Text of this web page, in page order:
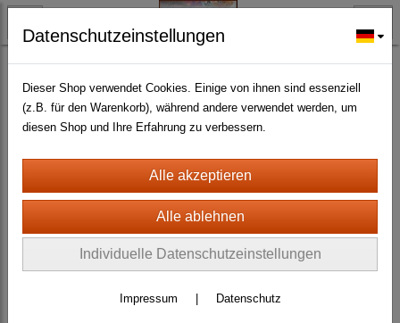
BLECH- + HOLZSCHILDER-MAGNETE
EMAILLE SCHILDER aller Art
(168)
Datenschutzeinstellungen
Dieser Shop verwendet Cookies. Einige von ihnen sind essenziell
(z.B. für den Warenkorb), während andere verwendet werden, um
diesen Shop und Ihre Erfahrung zu verbessern.
Individuelle Datenschutzeinstellungen
Impressum Datenschutz